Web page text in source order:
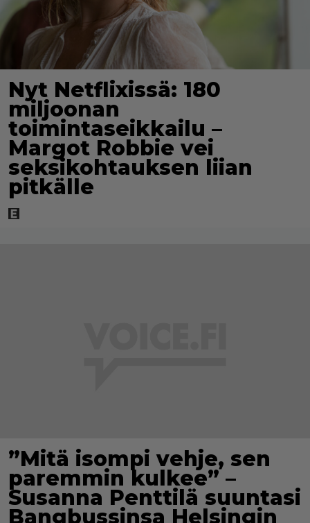
Nyt Netflixissä: 180
miljoonan
toimintaseikkailu –
Margot Robbie vei
seksikohtauksen liian
pitkälle
”Mitä isompi vehje, sen
paremmin kulkee” –
Susanna Penttilä suuntasi
Bangbussinsa Helsingin